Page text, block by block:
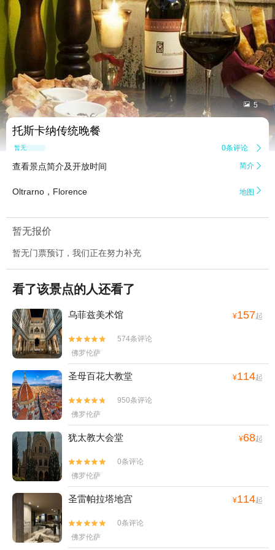
 5
托斯卡纳传统晚餐
暂无点评 0条评论 
查看景点简介及开放时间 简介 
Oltrarno，Florence 地图 
暂无报价
暂无门票预订，我们正在努力补充
看了该景点的人还看了
乌菲兹美术馆 ¥157起


574条评论
佛罗伦萨
圣母百花大教堂 ¥114起


950条评论
佛罗伦萨
犹太教大会堂 ¥68起


0条评论
佛罗伦萨
圣雷帕拉塔地宫 ¥114起


0条评论
佛罗伦萨
